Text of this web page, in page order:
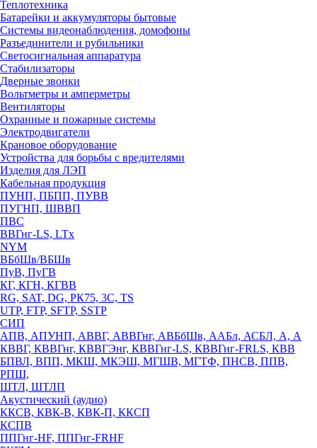
Теплотехника
Батарейки и аккумуляторы бытовые
Системы видеонаблюдения, домофоны
Разъединители и рубильники
Светосигнальная аппаратура
Стабилизаторы
Дверные звонки
Вольтметры и амперметры
Вентиляторы
Охранные и пожарные системы
Электродвигатели
Крановое оборудование
Устройства для борьбы с вредителями
Изделия для ЛЭП
Кабельная продукция
ПУНП, ПБПП, ПУВВ
ПУГНП, ШВВП
ПВС
ВВГнг-LS, LTx
NYM
ВБбШв/ВБШв
ПуВ, ПуГВ
КГ, КГН, КГВВ
RG, SAT, DG, РК75, 3С, TS
UTP, FTP, SFTP, SSTP
СИП
АПВ, АПУНП, АВВГ, АВВГнг, АВБбШв, ААБл, АСБЛ, А, А
КВВГ, КВВГнг, КВВГЭнг, КВВГнг-LS, КВВГнг-FRLS, КВВ
БПВЛ, ВПП, МКШ, МКЭШ, МГШВ, МГТФ, ПНСВ, ППВ,
РПШ,
ШТЛ, ШТЛП
Акустический (аудио)
ККСВ, КВК-В, КВК-П, ККСП
КСПВ
ППГнг-HF, ППГнг-FRHF